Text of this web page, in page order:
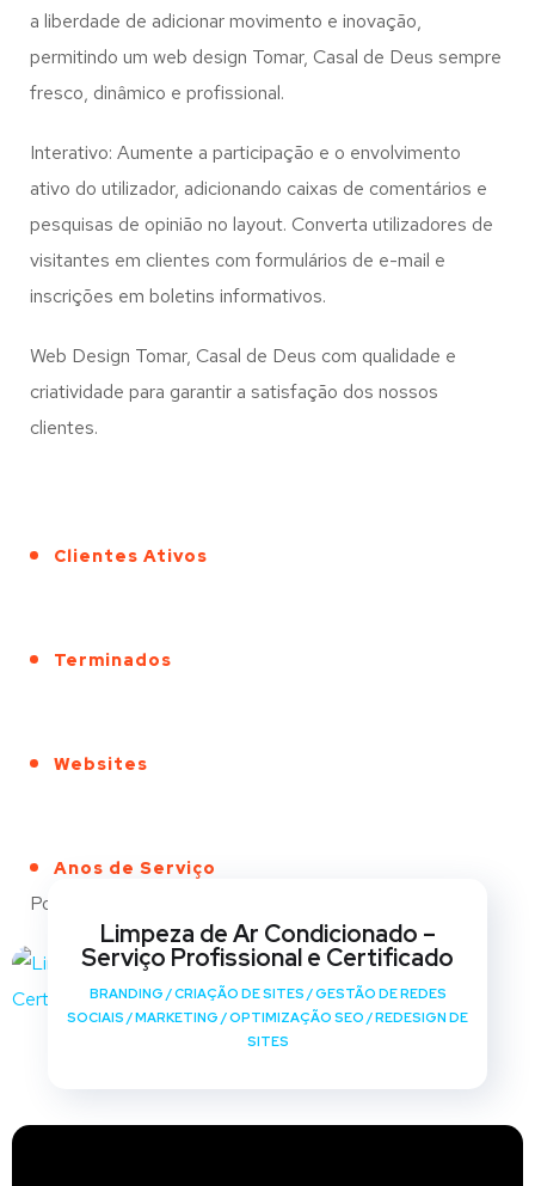
a liberdade de adicionar movimento e inovação,
permitindo um web design Tomar, Casal de Deus sempre
fresco, dinâmico e profissional.
Interativo: Aumente a participação e o envolvimento
ativo do utilizador, adicionando caixas de comentários e
pesquisas de opinião no layout. Converta utilizadores de
visitantes em clientes com formulários de e-mail e
inscrições em boletins informativos.
Web Design Tomar, Casal de Deus com qualidade e
criatividade para garantir a satisfação dos nossos
clientes.
Clientes Ativos
Terminados
Websites
Anos de Serviço
Portfólio
Limpeza de Ar Condicionado –
Serviço Profissional e Certificado
BRANDING /CRIAÇÃO DE SITES /GESTÃO DE REDES
SOCIAIS /MARKETING /OPTIMIZAÇÃO SEO /REDESIGN DE
SITES